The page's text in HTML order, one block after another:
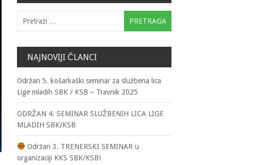
NAJNOVIJI ČLANCI
Održan 5. košarkaški seminar za službena lica
Lige mladih SBK / KSB – Travnik 2025
ODRŽAN 4. SEMINAR SLUŽBENIH LICA LIGE
MLADIH SBK/KSB
Održan 3. TRENERSKI SEMINAR u
organizaciji KKS SBK/KSB!